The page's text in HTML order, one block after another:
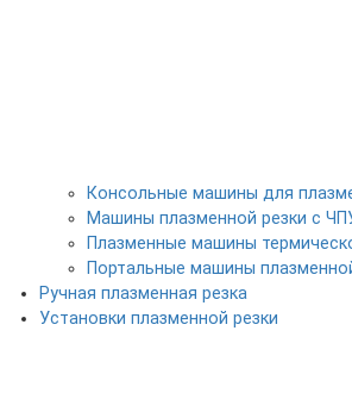
Консольные машины для
Машины плазменной резки с
Плазменные машины
Портальные машины
Ручная плазменная резка
Установки плазменной резки